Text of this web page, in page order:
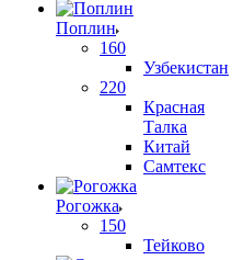
Поплин
160
Узбекистан
220
Красная
Талка
Китай
Самтекс
Рогожка
150
Тейково